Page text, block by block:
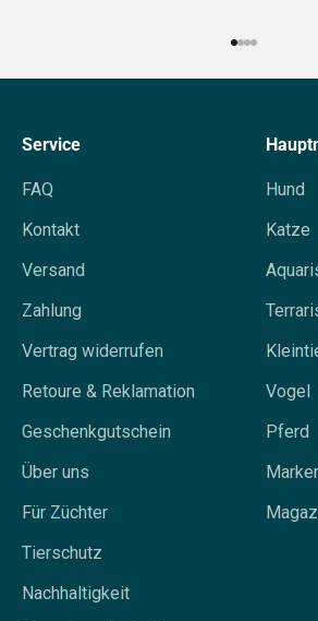
Service
FAQ
Kontakt
Versand
Zahlung
Vertrag widerrufen
Retoure & Reklamation
Geschenkgutschein
Über uns
Für Züchter
Tierschutz
Nachhaltigkeit
Hund
Katze
Vogel
Pferd